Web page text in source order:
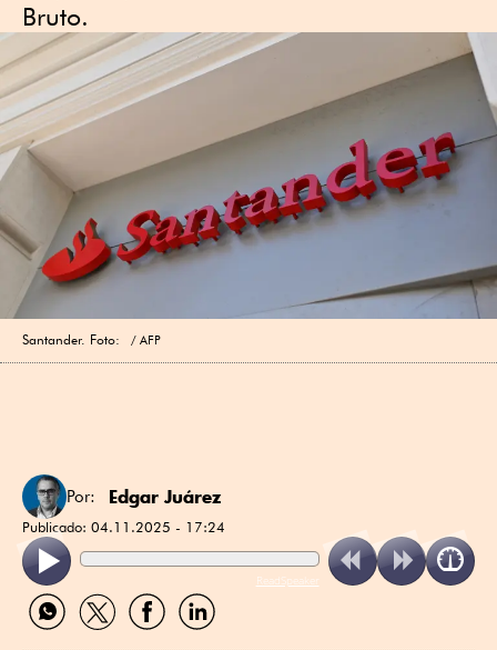
Bruto.
Santander. Foto: AFP
Por: Edgar Juárez
Publicado: 04.11.2025 - 17:24
ReadSpeaker
Compartir
por
Compartir
por
Compartir
por
Compartir
por